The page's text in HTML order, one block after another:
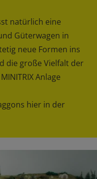
natürlich eine
Güterwagen in
neue Formen ins
die große Vielfalt der
Anlage
hier in der